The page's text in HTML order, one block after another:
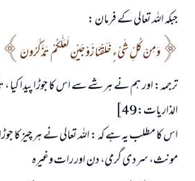
جبکہ اللہ تعالی کے فرمان :
وَمِنْ كُلِّ شَيْءٍ خَلَقْنَا زَوْجَيْنِ لَعَلَّكُمْ تَذَكَّرُونَ
ترجمہ: اور ہم نے ہر شے سے اس کا جوڑا پیدا کیا
الذاريات:49]
اس کا مطلب یہ ہے کہ : اللہ تعالی نے ہر چیز کا
مونث، سردی گرمی، دن اور رات وغیرہ